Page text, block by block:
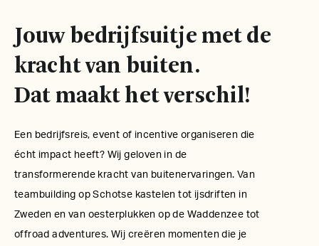
Jouw bedrijfsuitje met de
kracht van buiten.
Dat maakt het verschil!
Een bedrijfsreis, event of incentive organiseren die
écht impact heeft? Wij geloven in de
transformerende kracht van buitenervaringen. Van
teambuilding op Schotse kastelen tot ijsdriften in
Zweden en van oesterplukken op de Waddenzee tot
offroad adventures. Wij creëren momenten die je